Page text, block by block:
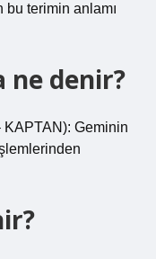
bu terimin anlamı
ne denir?
Geminin